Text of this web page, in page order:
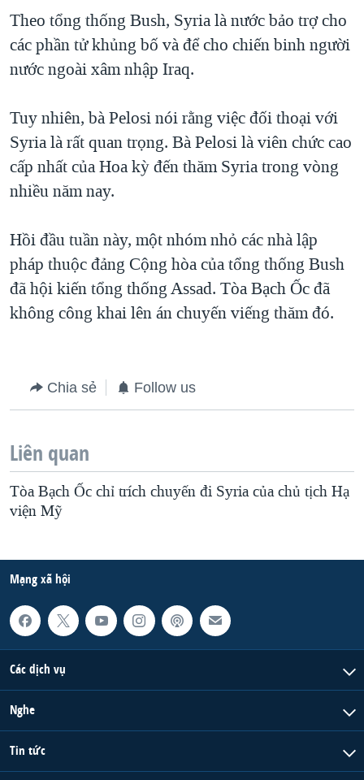
NGƯ DÂN VIỆT VÀ LÀN SÓNG TRỘM HẢI SÂM
BÊN KIA QUỐC LỘ: TIẾNG VỌNG TỪ NÔNG THÔN MỸ
QUAN HỆ VIỆT MỸ
Theo tổng thống Bush, Syria là nước bảo trợ cho
các phần tử khủng bố và để cho chiến binh người
nước ngoài xâm nhập Iraq.
Tuy nhiên, bà Pelosi nói rằng việc đối thoại với
Syria là rất quan trọng. Bà Pelosi là viên chức cao
cấp nhất của Hoa kỳ đến thăm Syria trong vòng
nhiều năm nay.
Hồi đầu tuần này, một nhóm nhỏ các nhà lập
pháp thuộc đảng Cộng hòa của tổng thống Bush
đã hội kiến tổng thống Assad. Tòa Bạch Ốc đã
không công khai lên án chuyến viếng thăm đó.
Chia sẻ Follow us
Liên quan
Tòa Bạch Ốc chỉ trích chuyến đi Syria của chủ tịch Hạ
viện Mỹ
Mạng xã hội
Các dịch vụ
Nghe
Tin tức